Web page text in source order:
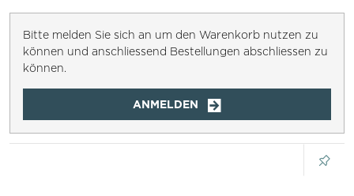
Bitte melden Sie sich an um den Warenkorb nutzen zu
können und anschliessend Bestellungen abschliessen zu
können.
ANMELDEN